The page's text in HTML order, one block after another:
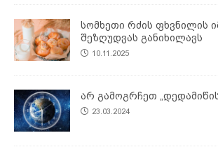
სომხეთი რძის ფხვნილის
შეზღუდვას განიხილავს
10.11.2025
არ გამოგრჩეთ
23.03.2024